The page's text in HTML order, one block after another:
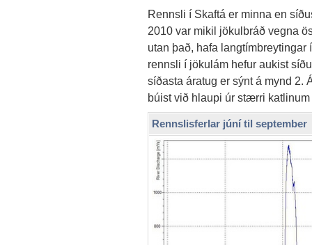
Rennsli í Skaftá er minna en
2010 var mikil jökulbráð vegna
utan það, hafa
rennsli í jökulám hefur aukist
síðasta áratug er sýnt á mynd 2.
búist við hlaupi úr stærri
Rennslisferlar júní til september